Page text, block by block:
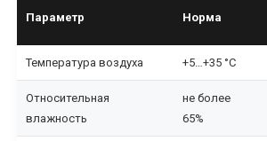
трансформаторов
альтернатива
покупке
Параметр Норма
Температура воздуха +5…+35 °C
Относительная
влажность
не более
65%